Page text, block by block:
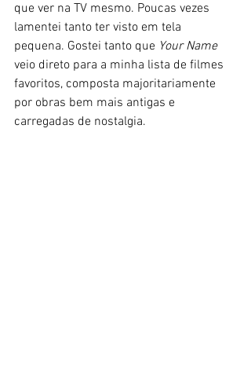
que ver na TV mesmo. Poucas vezes
lamentei tanto ter visto em tela
pequena. Gostei tanto que Your Name
veio direto para a minha lista de filmes
favoritos, composta majoritariamente
por obras bem mais antigas e
carregadas de nostalgia.